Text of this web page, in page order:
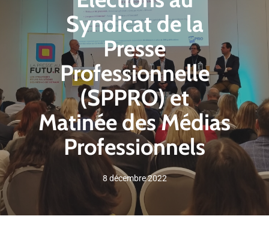
Syndicat de la
Presse
Professionnelle
(SPPRO) et
Matinée des Médias
Professionnels
8 décembre 2022